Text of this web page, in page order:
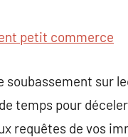
petit commerce
sur
temps pour
requêtes de vos